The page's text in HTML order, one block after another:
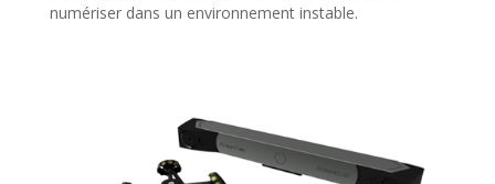
numériser dans un environnement instable.